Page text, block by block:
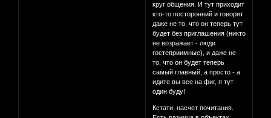
круг общения. И тут приходит
кто-то посторонний и говорит
даже не то, что он теперь тут
будет без приглашения (никто
не возражает - люди
гостеприимные), и даже не
то, что он будет теперь
самый главный, а просто - а
идите вы все на фиг, я тут
один буду!
Кстати, насчет почитания.